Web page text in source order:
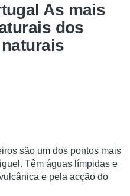
As mais
dos
são um dos pontos mais
Têm águas límpidas e
e pela acção do